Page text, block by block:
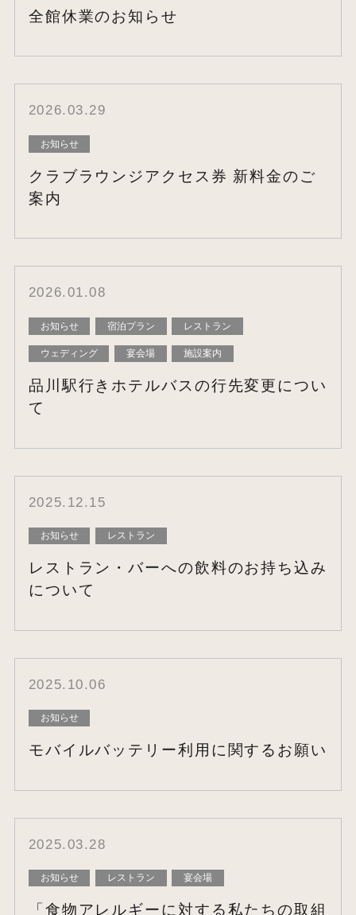
全館休業のお知らせ
2026.03.29
お知らせ
クラブラウンジアクセス券 新料金のご
案内
2026.01.08
お知らせ 宿泊プラン レストラン
ウェディング 宴会場 施設案内
品川駅行きホテルバスの行先変更につい
て
2025.12.15
お知らせ レストラン
レストラン・バーへの飲料のお持ち込み
について
2025.10.06
お知らせ
モバイルバッテリー利用に関するお願い
2025.03.28
お知らせ レストラン 宴会場
「食物アレルギーに対する私たちの取組